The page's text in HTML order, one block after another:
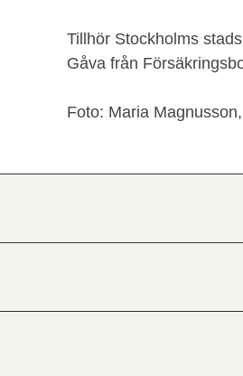
Tillhör Stockholms
Gåva från
Foto: Maria